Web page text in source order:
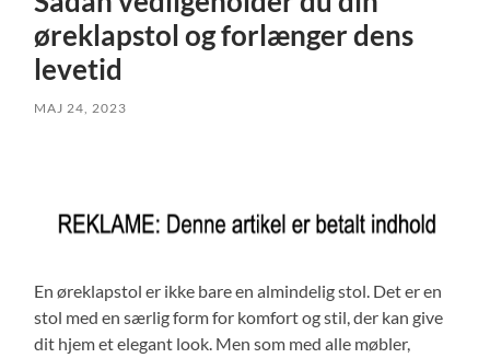
øreklapstol og forlænger dens
levetid
MAJ 24, 2023
En øreklapstol er ikke bare en almindelig stol. Det er en
stol med en særlig form for komfort og stil, der kan give
dit hjem et elegant look. Men som med alle møbler,